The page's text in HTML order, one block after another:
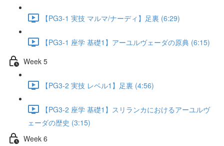
【PG3-1 実技 マルマ/ナーディ】足裏 (6:29)
【PG3-1 座学 基礎1】アーユルヴェーダの原典 (6:15)
Week 5
【PG3-2 実技 レベル1】足裏 (4:56)
【PG3-2 座学 基礎1】スリランカにおけるアーユルヴ
ェーダの歴史 (3:15)
Week 6